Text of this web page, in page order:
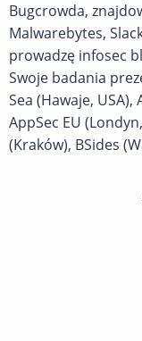
Bugcrowda,
Malwarebytes,
prowadzę infosec
Swoje badania
Sea (Hawaje, USA),
AppSec EU
(Kraków), BSides